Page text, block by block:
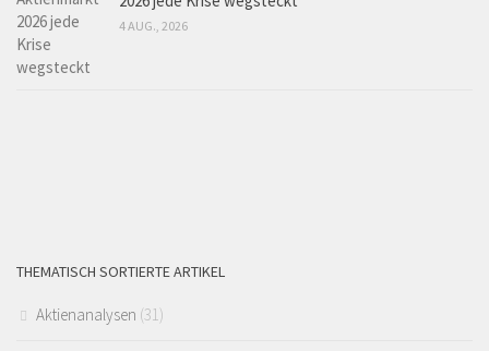
4 AUG., 2026
THEMATISCH SORTIERTE ARTIKEL
Aktienanalysen (31)